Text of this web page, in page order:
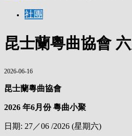
社團
昆士蘭粵曲協會
2026-06-16
昆士蘭粵曲協會
2026 年6月份 粵曲小聚
日期: 27／06 /2026 (星期六)